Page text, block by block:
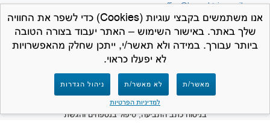
אנו משתמשים בקבצי עוגיות (Cookies) כדי לשפר את החוויה
שלך באתר. באישור השימוש – האתר יעבוד בצורה הטובה
ביותר עבורך. במידה ולא תאשר/י, ייתכן שחלק מהאפשרויות
לא יפעלו כראוי.
מאשר/ת לא מאשר/ת
ניהול הגדרות
למדיניות הפרטיות
office@hageshtviaa.co.il
למען הסר ספק – חברת המרכז לתביעות קטנות
אינה נותנת ייעוץ משפטי ואינה מספקת שירותים
משפטיים מכל סוג שהוא. תפקידנו הינו לסייע
בניסוח כתב התביעה, טיפול בנספחים והגשת